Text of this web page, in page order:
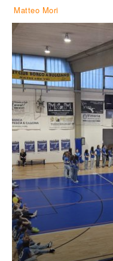
Matteo Mori